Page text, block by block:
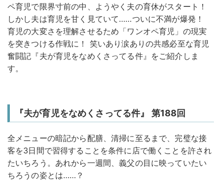
ペ育児で限界寸前の中、ようやく夫の育休がスタート！
しかし夫は育児を甘く見ていて……ついに不満が爆発！
育児の大変さを理解させるため「ワンオペ育児」の現実
を突きつける作戦に！ 笑いあり涙ありの共感必至な育児
奮闘記『夫が育児をなめくさってる件』をご紹介しま
す。
『夫が育児をなめくさってる件』 第188回
全メニューの暗記から配膳、清掃に至るまで、完璧な接
客を3日間で習得することを条件に店で働くことを許され
たいちろう。あれから一週間、義父の目に映っていたい
ちろうの姿とは……？